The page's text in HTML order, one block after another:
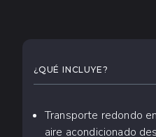
¿QUÉ INCLUYE?
Transporte redondo
aire acondicionado